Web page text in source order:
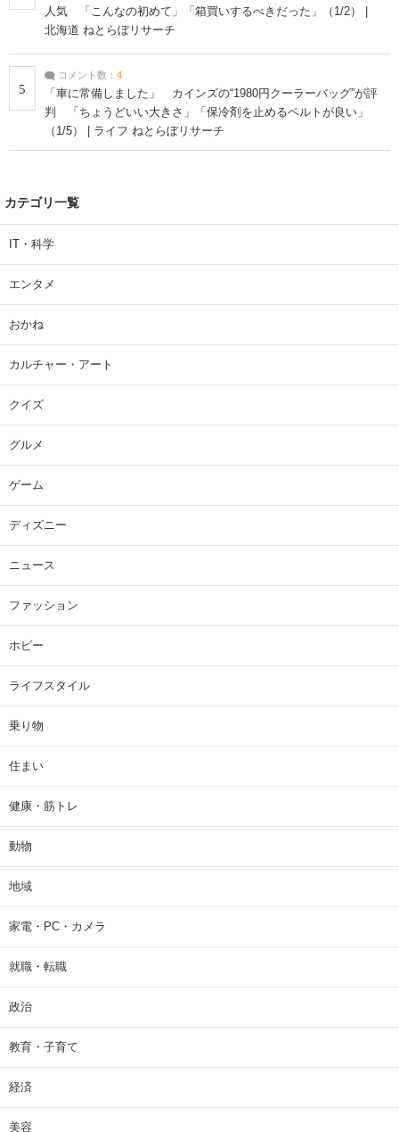
人気 「こんなの初めて」「箱買いするべきだった」（1/2） |
北海道 ねとらぼリサーチ
5
コメント数： 4
「車に常備しました」 カインズの“1980円クーラーバッグ”が評
判 「ちょうどいい大きさ」「保冷剤を止めるベルトが良い」
（1/5） | ライフ ねとらぼリサーチ
カテゴリ一覧
IT・科学
エンタメ
おかね
カルチャー・アート
クイズ
グルメ
ゲーム
ディズニー
ニュース
ファッション
ホビー
ライフスタイル
乗り物
住まい
健康・筋トレ
動物
地域
家電・PC・カメラ
就職・転職
政治
教育・子育て
経済
美容